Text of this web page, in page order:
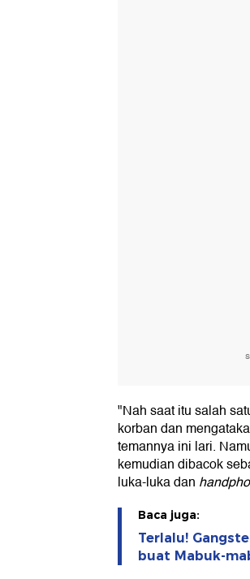
"Nah saat itu salah
korban dan
temannya ini lari.
kemudian dibacok
luka-luka dan
Baca juga:
Terlalu!
buat Mabuk-